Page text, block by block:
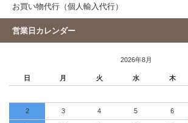
お買い物代行（個人輸入代行）
営業日カレンダー
2026年8月
日 月 火 水 木
2 3 4 5 6